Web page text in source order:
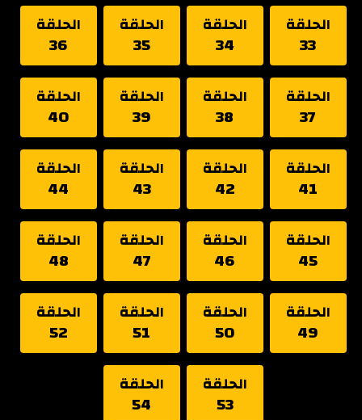
الحلقة
33
الحلقة
34
الحلقة
35
الحلقة
36
الحلقة
37
الحلقة
38
الحلقة
39
الحلقة
40
الحلقة
41
الحلقة
42
الحلقة
43
الحلقة
44
الحلقة
45
الحلقة
46
الحلقة
47
الحلقة
48
الحلقة
49
الحلقة
50
الحلقة
51
الحلقة
52
الحلقة
53
الحلقة
54